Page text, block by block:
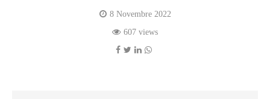
8 Novembre 2022
607 views